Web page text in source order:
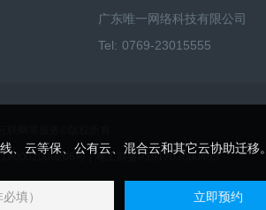
广东唯一网络科技有限公司
Tel: 0769-23015555
网等服务©版权所有
号 |粤工商备P191703000453
云等保、公有云、混合云和其它云协助迁移。
立即预约